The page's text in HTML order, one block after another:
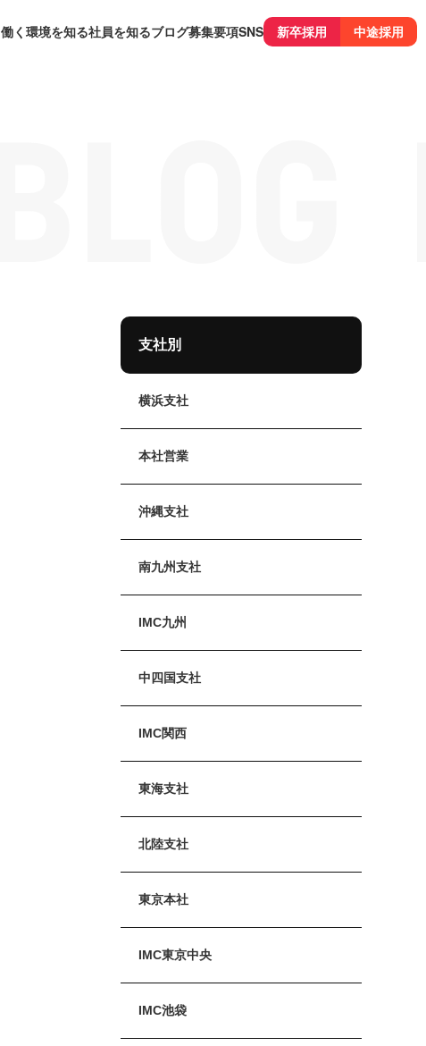
働く環境を知る社員を知るブログ募集要項SNS 新卒採用 中途採用
支社別
横浜支社
本社営業
沖縄支社
南九州支社
IMC九州
中四国支社
IMC関西
東海支社
北陸支社
東京本社
IMC東京中央
IMC池袋